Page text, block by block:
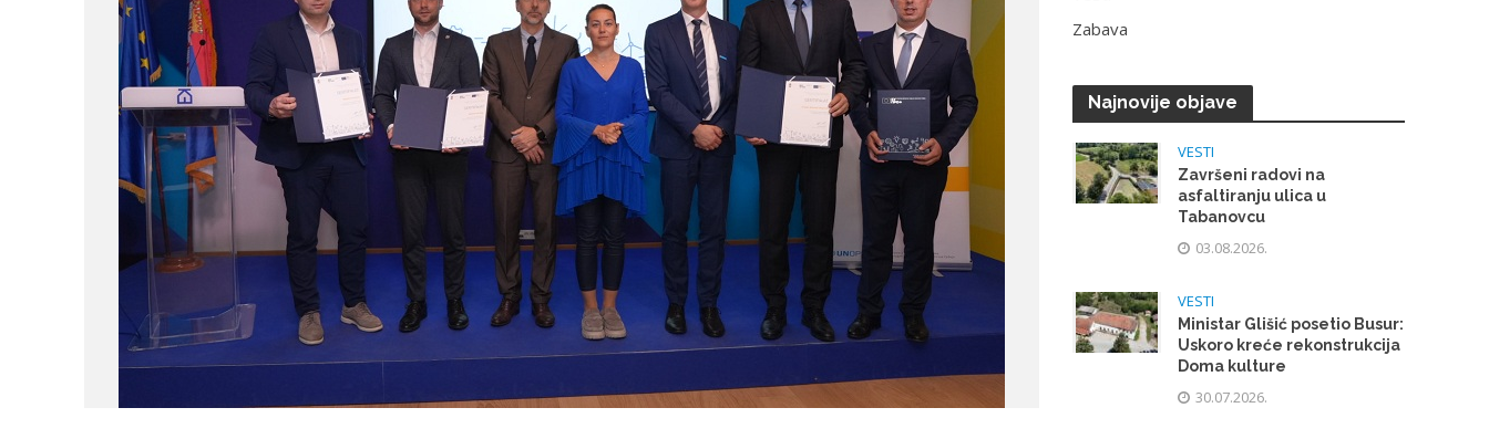
Zabava
Najnovije objave
VESTI
Završeni radovi na
asfaltiranju ulica u
Tabanovcu
03.08.2026.
VESTI
Ministar Glišić posetio Busur:
Uskoro kreće rekonstrukcija
Doma kulture
30.07.2026.